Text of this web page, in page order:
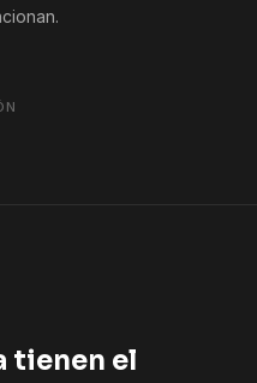
tienen el